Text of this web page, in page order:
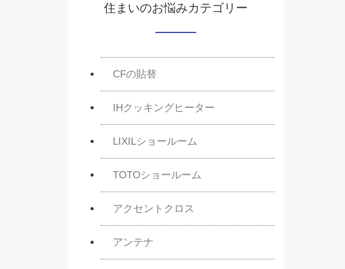
住まいのお悩みカテゴリー
CFの貼替
IHクッキングヒーター
LIXILショールーム
TOTOショールーム
アクセントクロス
アンテナ